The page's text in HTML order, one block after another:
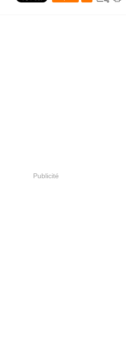
Publicité